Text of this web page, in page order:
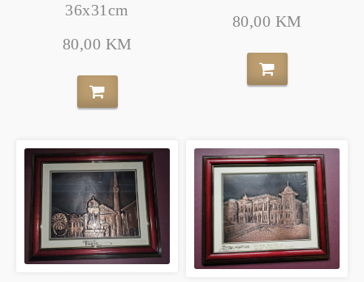
36x31cm
80,00 KM
80,00 KM